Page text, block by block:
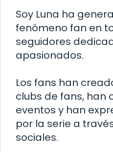
Soy Luna ha
fenómeno fan en
seguidores
apasionados.
Los fans han
clubs de fans, han
eventos y han
por la serie a
sociales.